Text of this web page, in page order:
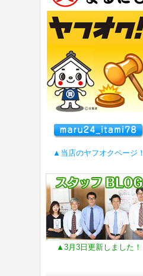
▲当店のヤフオクページ！
▲3月3日更新しました！